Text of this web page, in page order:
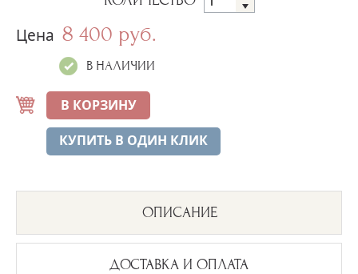
Цена 8 400 руб.
В НАЛИЧИИ
В КОРЗИНУ
КУПИТЬ В ОДИН КЛИК
ОПИСАНИЕ
ДОСТАВКА И ОПЛАТА